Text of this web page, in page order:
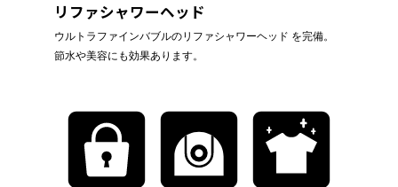
リファシャワーヘッド
ウルトラファインバブルのリファシャワーヘッド を完備。
節水や美容にも効果あります。